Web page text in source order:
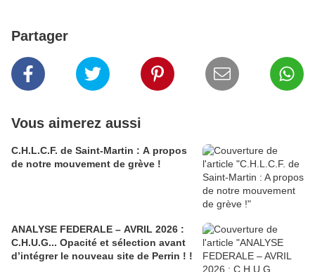
Partager
Vous aimerez aussi
C.H.L.C.F. de Saint-Martin : A propos
de notre mouvement de grève !
ANALYSE FEDERALE – AVRIL 2026 :
C.H.U.G... Opacité et sélection avant
d’intégrer le nouveau site de Perrin ! !